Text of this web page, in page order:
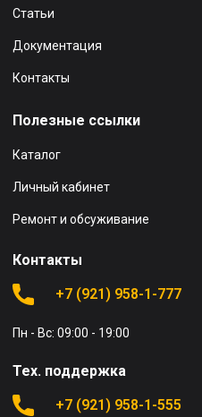
Статьи
Документация
Контакты
Полезные ссылки
Каталог
Личный кабинет
Ремонт и обсуживание
Контакты
+7 (921) 958-1-777
Пн - Вс: 09:00 - 19:00
Тех. поддержка
+7 (921) 958-1-555